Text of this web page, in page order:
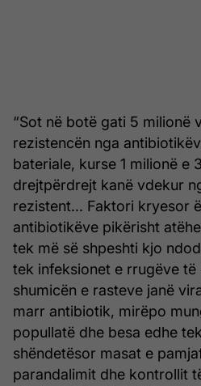
“Sot në botë gati 5 milionë
rezistencën nga
bateriale, kurse 1 milionë e
drejtpërdrejt kanë vdekur
rezistent... Faktori kryesor
antibiotikëve pikërisht
tek më së shpeshti kjo
tek infeksionet e rrugëve të
shumicën e rasteve janë
marr antibiotik, mirëpo
popullatë dhe besa edhe
shëndetësor masat e
parandalimit dhe kontrollit